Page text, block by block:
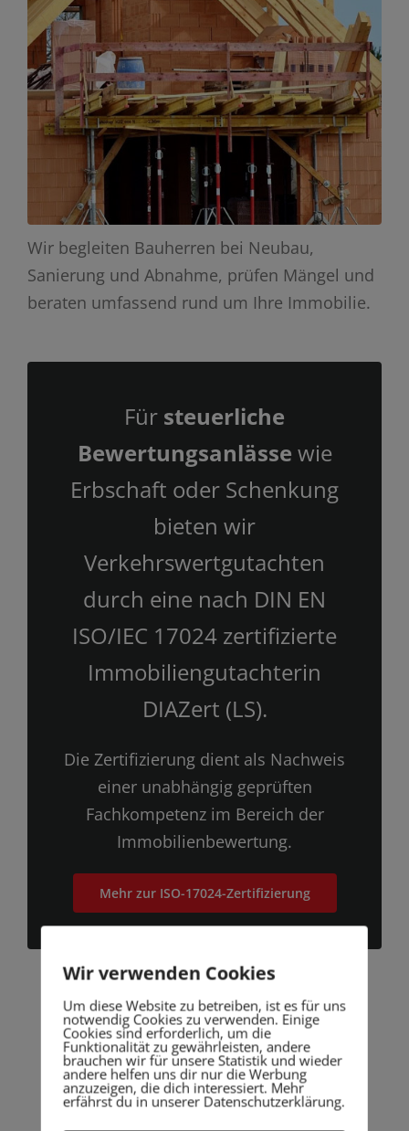
Wir begleiten Bauherren bei Neubau,
Sanierung und Abnahme, prüfen Mängel und
beraten umfassend rund um Ihre Immobilie.
Für steuerliche
Bewertungsanlässe wie
Erbschaft oder Schenkung
bieten wir
Verkehrswertgutachten
durch eine nach DIN EN
ISO/IEC 17024 zertifizierte
Immobiliengutachterin
DIAZert (LS).
Die Zertifizierung dient als Nachweis
einer unabhängig geprüften
Fachkompetenz im Bereich der
Immobilienbewertung.
Mehr zur ISO-17024-Zertifizierung
Profitieren Sie von der
Expertise Ihres Gutachters
Wir verwenden Cookies
Um diese Website zu betreiben, ist es für uns
notwendig Cookies zu verwenden. Einige
Cookies sind erforderlich, um die
Funktionalität zu gewährleisten, andere
brauchen wir für unsere Statistik und wieder
andere helfen uns dir nur die Werbung
anzuzeigen, die dich interessiert. Mehr
erfährst du in unserer Datenschutzerklärung.